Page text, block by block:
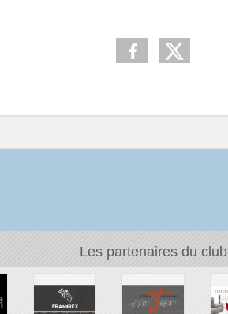
Les partenaires du club